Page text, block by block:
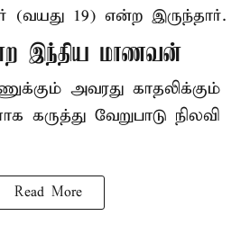
(வயது 19) என்ற இருந்தார்.
இந்திய மாணவன்
அவரது காதலிக்கும்
கருத்து வேறுபாடு நிலவி
Read More